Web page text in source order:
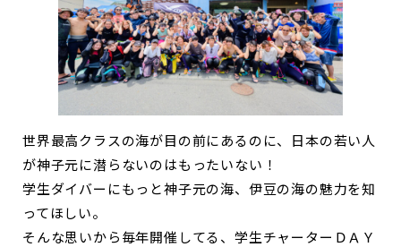
世界最高クラスの海が目の前にあるのに、日本の若い人
が神子元に潜らないのはもったいない！
学生ダイバーにもっと神子元の海、伊豆の海の魅力を知
ってほしい。
そんな思いから毎年開催してる、学生チャーターＤＡＹ